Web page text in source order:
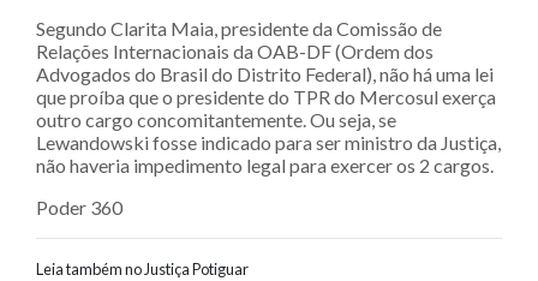
Segundo Clarita Maia, presidente da Comissão de
Relações Internacionais da OAB-DF (Ordem dos
Advogados do Brasil do Distrito Federal), não há uma lei
que proíba que o presidente do TPR do Mercosul exerça
outro cargo concomitantemente. Ou seja, se
Lewandowski fosse indicado para ser ministro da Justiça,
não haveria impedimento legal para exercer os 2 cargos.
Poder 360
Leia também no Justiça Potiguar